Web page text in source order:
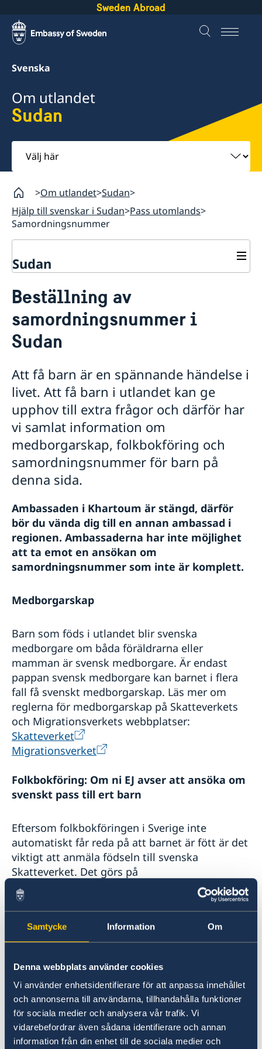
Samtycke Information Om
Denna webbplats använder cookies
Vi använder enhetsidentifierare för att anpassa innehållet
och annonserna till användarna, tillhandahålla funktioner
för sociala medier och analysera vår trafik. Vi
vidarebefordrar även sådana identifierare och annan
information från din enhet till de sociala medier och
Sweden Abroad
Svenska
Om utlandet
Sudan
Välj
här
Om utlandet Sudan
Hjälp till svenskar i Sudan Pass utomlands
Samordningsnummer
Sudan
Hjälp till svenskar i Sudan
Rösta i Sudan
Pass utomlands
Förlust av pass
Ansökan om pass för barn under 18 år
Provisoriskt pass
Nationellt id-kort
Samordningsnummer
Förnyelse av pass för barn under 18 år
Hjälp kring medborgarskap
Dubbelt medborgarskap
Om svenskt medborgarskap
Akut hjälp
Larmcentraler
Dödsfall
Om du blir sjuk eller råkar ut för en olycka
Reseinformation
Ambassaden reseinformation
Aktuella händelser
Allmänna säkerhetsläget
Terrorism
Naturförhållanden och katastrofer
In- och utresebestämmelser
Lokala lagar och sedvänjor
Kriminalitet och personlig säkerhet
Utvecklingssamarbete
Beställning av
samordningsnummer i
Sudan
Att få barn är en spännande händelse i
livet. Att få barn i utlandet kan ge
upphov till extra frågor och därför har
vi samlat information om
medborgarskap, folkbokföring och
samordningsnummer för barn på
denna sida.
Ambassaden i Khartoum är stängd, därför
bör du vända dig till en annan ambassad i
regionen. Ambassaderna har inte möjlighet
att ta emot en ansökan om
samordningsnummer som inte är komplett.
Medborgarskap
Barn som föds i utlandet blir svenska
medborgare om båda föräldrarna eller
mamman är svensk medborgare. Är endast
pappan svensk medborgare kan barnet i flera
fall få svenskt medborgarskap. Läs mer om
reglerna för medborgarskap på Skatteverkets
och Migrationsverkets webbplatser:
Skatteverket
Migrationsverket
Folkbokföring: Om ni EJ avser att ansöka om
svenskt pass till ert barn
Eftersom folkbokföringen i Sverige inte
automatiskt får reda på att barnet är fött är det
viktigt att anmäla födseln till svenska
Skatteverket. Det görs på
blanketten ”Anmälan Namn” (SKV 7750). Skicka
blanketten direkt till Skatteverket tillsammans
med ett födelsebevis och kopior på
föräldrarnas pass.
ni avser att söka svenskt pass till ert barn
Samordningsnummer utställs istället för
personnummer för svenska medborgare som
varken är eller har varit folkbokförda i Sverige.